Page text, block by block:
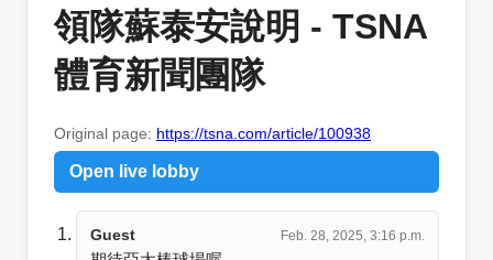
領隊蘇泰安說明 - TSNA
體育新聞團隊
Original page: https://tsna.com/article/100938
Open live lobby
Guest Feb. 28, 2025, 3:16 p.m.